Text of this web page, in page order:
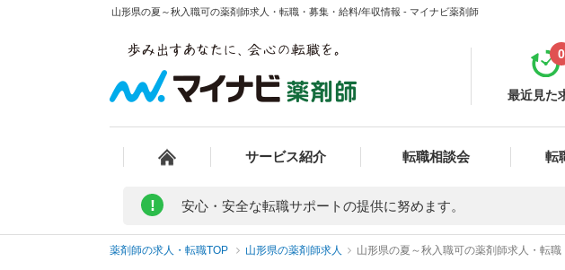
山形県の夏～秋入職可の薬剤師求人・転職・募集・給料/年収情報 - マイナビ薬剤師
最近見た
0
サービス紹介 転職相談会 転
! 安心・安全な転職サポートの提供に努めます。
薬剤師の求人・転職TOP 山形県の薬剤師求人 山形県の夏～秋入職可の薬剤師求人・転職